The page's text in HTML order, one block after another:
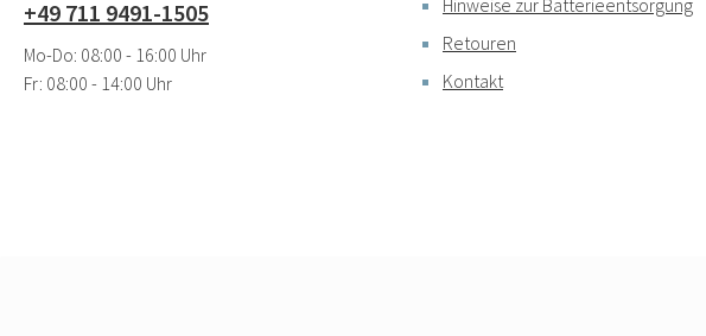
+49 711 9491-1505
Mo-Do: 08:00 - 16:00 Uhr
Fr: 08:00 - 14:00 Uhr
Retouren
Kontakt